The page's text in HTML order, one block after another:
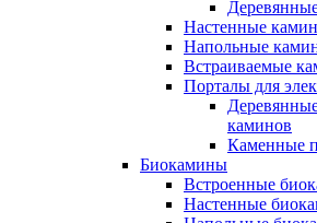
Настенные
Напольные
Встраиваемые
Порталы для
каминов
Каменные
Биокамины
Встроенные
Настенные